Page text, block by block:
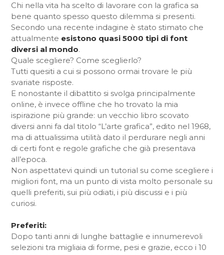
Chi nella vita ha scelto di lavorare con la grafica sa
bene quanto spesso questo dilemma si presenti.
Secondo una recente indagine è stato stimato che
attualmente esistono quasi 5000 tipi di font
diversi al mondo.
Quale scegliere? Come sceglierlo?
Tutti quesiti a cui si possono ormai trovare le più
svariate risposte.
E nonostante il dibattito si svolga principalmente
online, è invece offline che ho trovato la mia
ispirazione più grande: un vecchio libro scovato
diversi anni fa dal titolo “L’arte grafica”, edito nel 1968,
ma di attualissima utilità dato il perdurare negli anni
di certi font e regole grafiche che già presentava
all’epoca.
Non aspettatevi quindi un tutorial su come scegliere i
migliori font, ma un punto di vista molto personale su
quelli preferiti, sui più odiati, i più discussi e i più
curiosi.
Preferiti:
Dopo tanti anni di lunghe battaglie e innumerevoli
selezioni tra migliaia di forme, pesi e grazie, ecco i 10